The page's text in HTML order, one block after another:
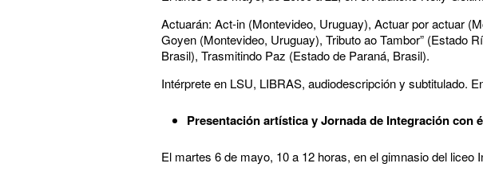
Actuarán: Act-in (Montevideo, Uruguay), Actuar por actuar
Goyen (Montevideo, Uruguay), Tributo ao Tambor” (Estado
Brasil), Trasmitindo Paz (Estado de Paraná, Brasil).
Intérprete en LSU, LIBRAS, audiodescripción y subtitulado.
Presentación artística y Jornada de Integración con
El martes 6 de mayo, 10 a 12 horas, en el gimnasio del